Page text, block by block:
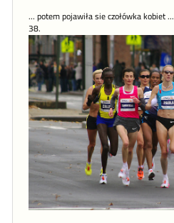
... potem pojawiła sie czołówka kobiet ...
38.